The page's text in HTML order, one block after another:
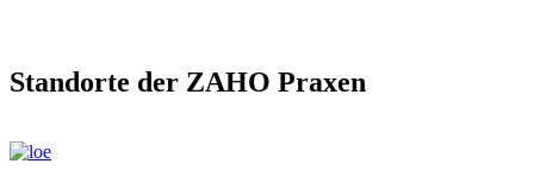
Standorte der ZAHO Praxen